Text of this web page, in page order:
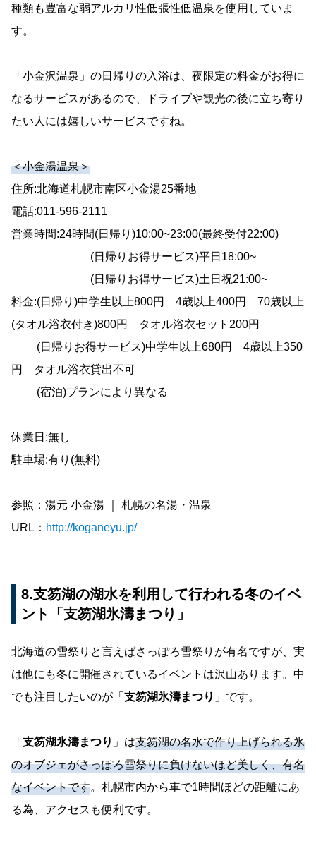
種類も豊富な弱アルカリ性低張性低温泉を使用していま
す。
「小金沢温泉」の日帰りの入浴は、夜限定の料金がお得に
なるサービスがあるので、ドライブや観光の後に立ち寄り
たい人には嬉しいサービスですね。
＜小金湯温泉＞
住所:北海道札幌市南区小金湯25番地
電話:011-596-2111
営業時間:24時間(日帰り)10:00~23:00(最終受付22:00)
(日帰りお得サービス)平日18:00~
(日帰りお得サービス)土日祝21:00~
料金:(日帰り)中学生以上800円 4歳以上400円 70歳以上
(タオル浴衣付き)800円 タオル浴衣セット200円
(日帰りお得サービス)中学生以上680円 4歳以上350
円 タオル浴衣貸出不可
(宿泊)プランにより異なる
休業日:無し
駐車場:有り(無料)
参照：湯元 小金湯 ｜ 札幌の名湯・温泉
URL： http://koganeyu.jp/
8.支笏湖の湖水を利用して行われる冬のイベ
ント「支笏湖氷濤まつり」
北海道の雪祭りと言えばさっぽろ雪祭りが有名ですが、実
は他にも冬に開催されているイベントは沢山あります。中
でも注目したいのが「 支笏湖氷濤まつり 」です。
「 支笏湖氷濤まつり 」は支笏湖の名水で作り上げられる氷
のオブジェがさっぽろ雪祭りに負けないほど美しく、有名
なイベントです。札幌市内から車で1時間ほどの距離にあ
る為、アクセスも便利です。